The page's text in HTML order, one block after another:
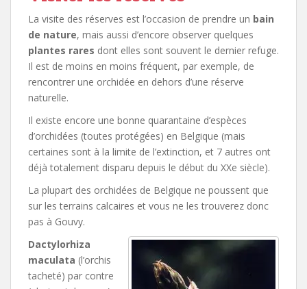
La visite des réserves est l’occasion de prendre un bain
de nature, mais aussi d’encore observer quelques
plantes rares dont elles sont souvent le dernier refuge.
Il est de moins en moins fréquent, par exemple, de
rencontrer une orchidée en dehors d’une réserve
naturelle.
Il existe encore une bonne quarantaine d’espèces
d’orchidées (toutes protégées) en Belgique (mais
certaines sont à la limite de l’extinction, et 7 autres ont
déjà totalement disparu depuis le début du XXe siècle).
La plupart des orchidées de Belgique ne poussent que
sur les terrains calcaires et vous ne les trouverez donc
pas à Gouvy.
Dactylorhiza
maculata (l’orchis
tacheté) par contre